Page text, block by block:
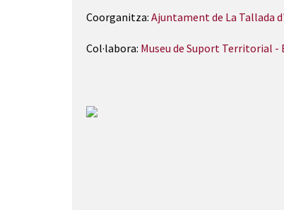
Coorganitza: Ajuntament de La Tallada
Col·labora: Museu de Suport Territorial -